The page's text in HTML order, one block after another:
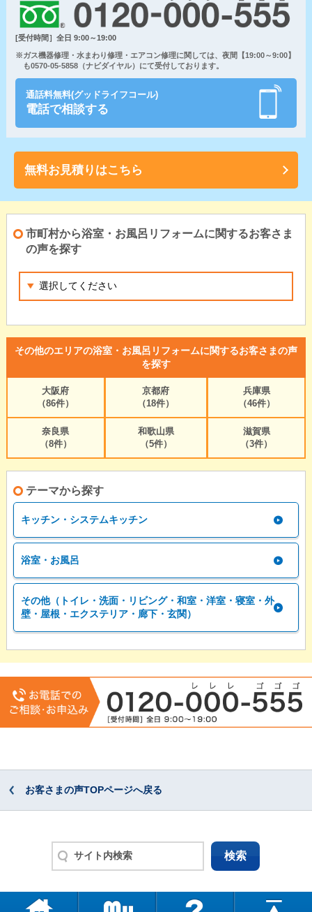
[受付時間］全日 9:00～19:00
※ガス機器修理・水まわり修理・エアコン修理に関しては、夜間【19:00～9:00】
も0570-05-5858（ナビダイヤル）にて受付しております。
通話料無料(グッドライフコール)
電話で相談する
無料お見積りはこちら
市町村から浴室・お風呂リフォームに関するお客さま
の声を探す
その他のエリアの浴室・お風呂リフォームに関するお客さまの声
を探す
大阪府
（86件）
京都府
（18件）
兵庫県
（46件）
奈良県
（8件）
和歌山県
（5件）
滋賀県
（3件）
テーマから探す
キッチン・システムキッチン
浴室・お風呂
その他（トイレ・洗面・リビング・和室・洋室・寝室・外
壁・屋根・エクステリア・廊下・玄関）
お客さまの声TOPページへ戻る